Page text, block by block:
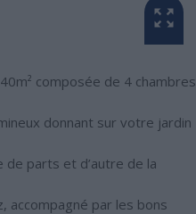
composée de 4 chambres
donnant sur votre jardin
parts et d’autre de la
accompagné par les bons